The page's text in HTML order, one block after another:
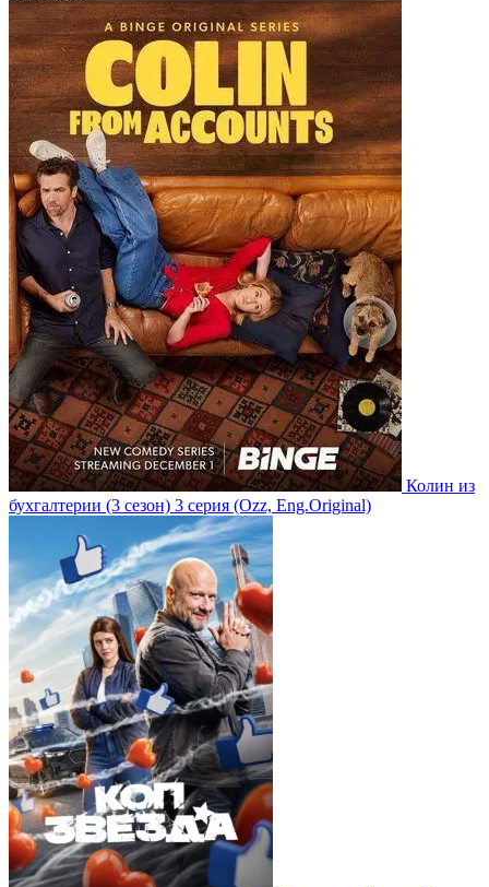
Колин из
бухгалтерии (3 сезон) 3 серия (Ozz, Eng.Original)